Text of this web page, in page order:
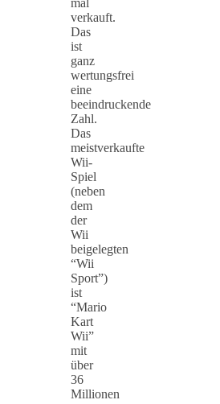
verkauft.
Das
ist
ganz
wertungsfrei
eine
beeindruckende
Zahl.
Das
meistverkaufte
Wii-
Spiel
(neben
dem
der
Wii
beigelegten
“Wii
Sport”)
ist
“Mario
Kart
Wii”
mit
über
36
Millionen